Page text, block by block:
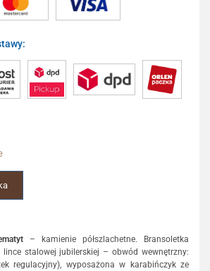
– kamienie półszlachetne. Bransoletka
lince stalowej jubilerskiej – obwód wewnętrzny:
regulacyjny), wyposażona w karabińczyk ze